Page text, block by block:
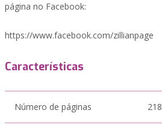
página no Facebook:
https://www.facebook.com/zillianpage
Características
Número de páginas 218